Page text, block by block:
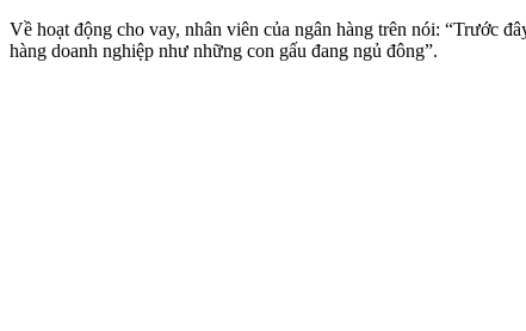
Về hoạt động cho vay, nhân viên của ngân hàng trên nói: “Trước
hàng doanh nghiệp như những con gấu đang ngủ đông”.